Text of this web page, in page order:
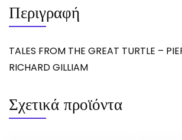
Περιγραφή
TALES FROM THE GREAT TURTLE –
RICHARD GILLIAM
Σχετικά προϊόντα